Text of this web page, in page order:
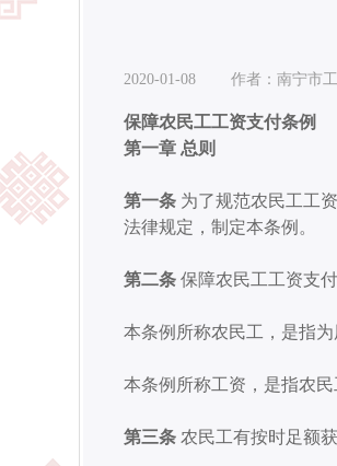
2020-01-08 作者：南宁市
保障农民工工资支付条例
第一章 总则
第一条 为了规范农民工工
法律规定，制定本条例。
第二条 保障农民工工资支
本条例所称农民工，是指
本条例所称工资，是指农
第三条 农民工有按时足额